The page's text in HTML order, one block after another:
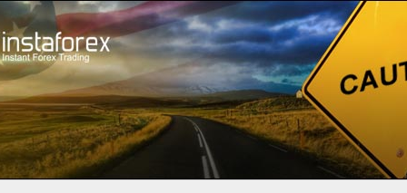
ngay lập tức Tải nền tảng giao dịch Metatrader
người mới bắt
đầu
Dành cho nhà đầu
tư
Dành cho đối tác Các